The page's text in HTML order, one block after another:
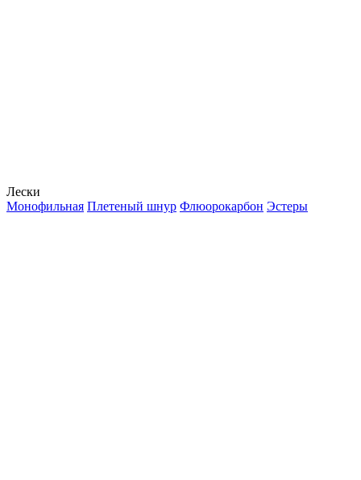
Лески
Монофильная Плетеный шнур Флюорокарбон Эстеры